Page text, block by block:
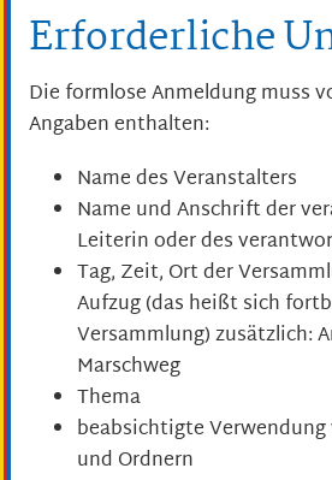
Erforderliche
Die formlose Anmeldung muss
Angaben enthalten:
Name des Veranstalters
Name und Anschrift der
Leiterin oder des
Tag, Zeit, Ort der
Aufzug (das heißt sich
Versammlung) zusätzlich:
Marschweg
Thema
beabsichtigte
und Ordnern